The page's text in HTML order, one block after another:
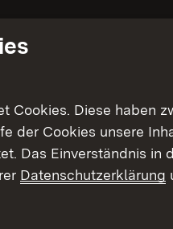
Cookies. Diese haben
der Cookies unsere
Das Einverständnis in
Datenschutzerklärung